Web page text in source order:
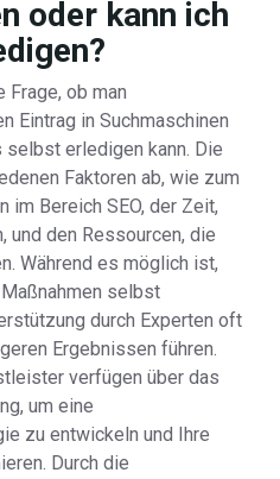
oder kann ich
ob man
Eintrag in Suchmaschinen
erledigen kann. Die
Faktoren ab, wie zum
im Bereich SEO, der Zeit,
und den Ressourcen, die
Während es möglich ist,
selbst
durch Experten oft
Ergebnissen führen.
verfügen über das
um eine
zu entwickeln und Ihre
Durch die